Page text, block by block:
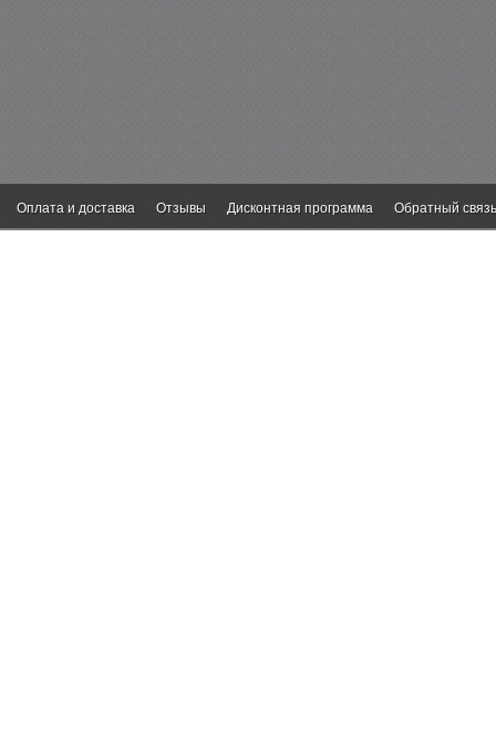
Оплата и доставка Отзывы Дисконтная программа Обратный связь